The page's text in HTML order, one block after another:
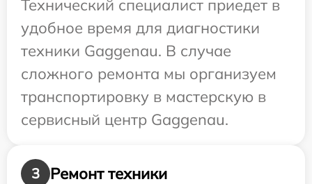
Технический специалист приедет в
удобное время для диагностики
техники Gaggenau. В случае
сложного ремонта мы организуем
транспортировку в мастерскую в
сервисный центр Gaggenau.
3
Ремонт техники